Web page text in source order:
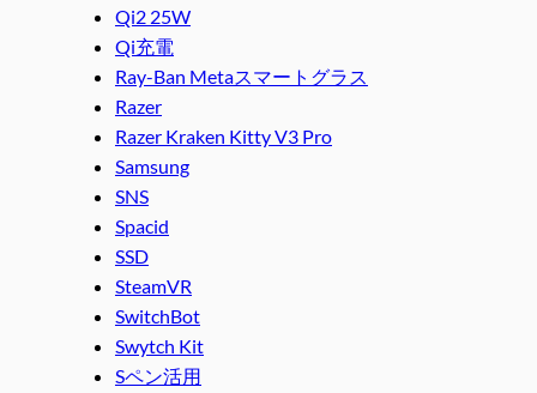
Qi2 25W
Qi充電
Ray-Ban Metaスマートグラス
Razer
Razer Kraken Kitty V3 Pro
Samsung
SNS
Spacid
SSD
SteamVR
SwitchBot
Swytch Kit
Sペン活用